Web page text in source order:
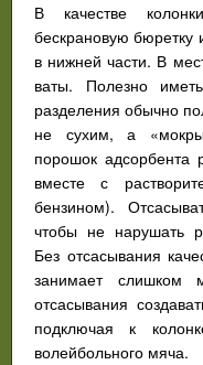
В качестве
бескрановую бюретку
в нижней части. В
ваты. Полезно
разделения обычно
не сухим, а
порошок адсорбента
вместе с
бензином).
чтобы не нарушать
Без отсасывания
занимает слишком
отсасывания
подключая к
волейбольного мяча.